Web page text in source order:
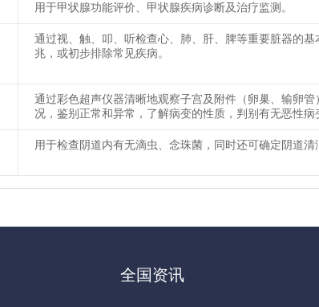
用于甲状腺功能评价、甲状腺疾病诊断及治疗监测。
通过视、触、叩、听检查心、肺、肝、脾等重要脏器的
兆，或初步排除常见疾病。
通过彩色超声仪器清晰地观察子宫及附件（卵巢、输卵
况，鉴别正常和异常，了解病变的性质，判别有无恶性病
用于检查阴道内有无滴虫、念珠菌，同时还可确定阴道清
全国资讯